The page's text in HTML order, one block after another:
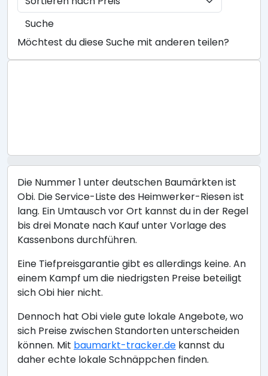
Suche
Möchtest du diese Suche mit anderen teilen?
Die Nummer 1 unter deutschen Baumärkten ist
Obi. Die Service-Liste des Heimwerker-Riesen ist
lang. Ein Umtausch vor Ort kannst du in der Regel
bis drei Monate nach Kauf unter Vorlage des
Kassenbons durchführen.
Eine Tiefpreisgarantie gibt es allerdings keine. An
einem Kampf um die niedrigsten Preise beteiligt
sich Obi hier nicht.
Dennoch hat Obi viele gute lokale Angebote, wo
sich Preise zwischen Standorten unterscheiden
können. Mit baumarkt-tracker.de kannst du
daher echte lokale Schnäppchen finden.